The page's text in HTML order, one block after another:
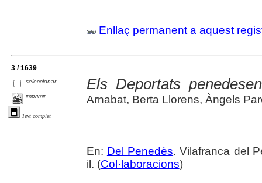
Enllaç permanent a aquest
3 / 1639
seleccionar
imprimir
Text complet
Els Deportats
Arnabat, Berta Llorens, Àngels
En: Del Penedès. Vilafranca del
il. (Col·laboracions)